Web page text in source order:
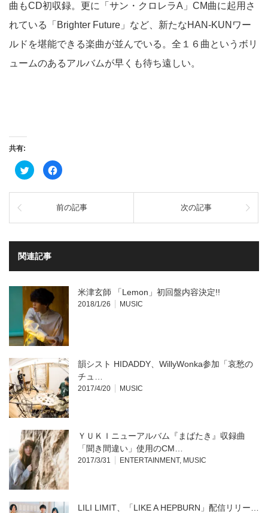
曲もCD初収録。更に「サン・クロレラA」CM曲に起用さ
れている「Brighter Future」など、新たなHAN-KUNワー
ルドを堪能できる楽曲が並んでいる。 全１６曲というボリ
ュームのあるアルバムが早くも待ち遠しい。
共有:
ク
リ
共
(新
い
ウ
ウ
で
開
き
ま
す)
Facebook
で
る
に
ク
ッ
い
ウ
ィ
ン
ド
ウ
開
き
ま
す)
前の記事 次の記事
関連記事
米津玄師 「Lemon」初回盤内容決定!!
2018/1/26 MUSIC
韻シスト HIDADDY、WillyWonka参加「哀愁の
チュ…
2017/4/20 MUSIC
ＹＵＫＩニューアルバム『まばたき』収録曲
「聞き間違い」使用のCM…
2017/3/31 ENTERTAINMENT, MUSIC
LILI LIMIT、「LIKE A HEPBURN」配信リリー…